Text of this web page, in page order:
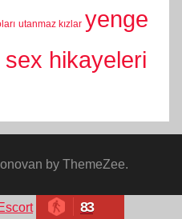
utanmaz kızlar yenge
hikayeleri
by ThemeZee.
83